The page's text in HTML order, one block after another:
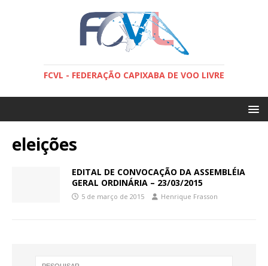
FCVL - FEDERAÇÃO CAPIXABA DE VOO LIVRE
eleições
EDITAL DE CONVOCAÇÃO DA ASSEMBLÉIA
GERAL ORDINÁRIA – 23/03/2015
5 de março de 2015 Henrique Frasson